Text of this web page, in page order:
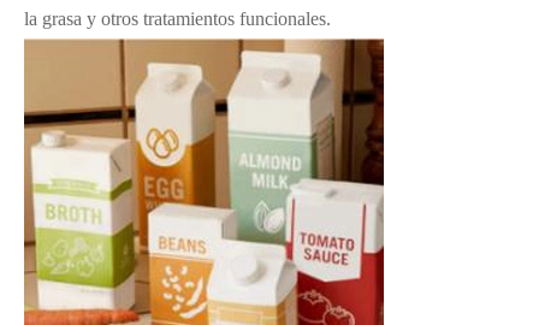
la grasa y otros tratamientos funcionales.